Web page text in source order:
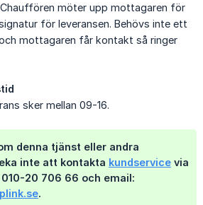
möter upp mottagaren för
för leveransen. Behövs inte ett
mottagaren får kontakt så ringer
sker mellan 09-16.
denna tjänst eller andra
inte att kontakta kundservice via
20 706 66 och email:
.